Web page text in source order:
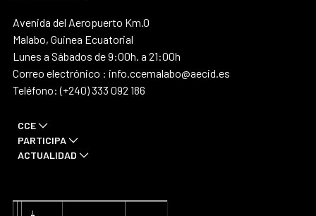
Avenida del Aeropuerto Km.0
Malabo, Guinea Ecuatorial
Lunes a Sábados de 9:00h. a 21:00h
Correo electrónico : info.ccemalabo@aecid.es
Teléfono: (+240) 333 092 186
CCE
PARTICIPA
ACTUALIDAD